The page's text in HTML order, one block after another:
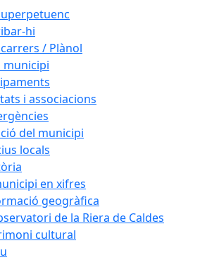
hi
/ Plànol
municipi
i associacions
del municipi
locals
en xifres
geogràfica
de la Riera de Caldes
cultural